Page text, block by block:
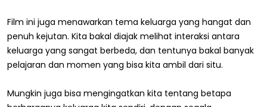
Film ini juga menawarkan tema keluarga yang hangat dan
penuh kejutan. Kita bakal diajak melihat interaksi antara
keluarga yang sangat berbeda, dan tentunya bakal banyak
pelajaran dan momen yang bisa kita ambil dari situ.
Mungkin juga bisa mengingatkan kita tentang betapa